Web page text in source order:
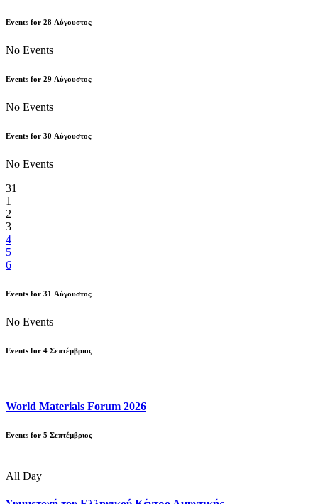
Events for 28 Αύγουστος
No Events
Events for 29 Αύγουστος
No Events
Events for 30 Αύγουστος
No Events
31
1
2
3
4
5
6
Events for 31 Αύγουστος
No Events
Events for 4 Σεπτέμβριος
World Materials Forum 2026
Events for 5 Σεπτέμβριος
All Day